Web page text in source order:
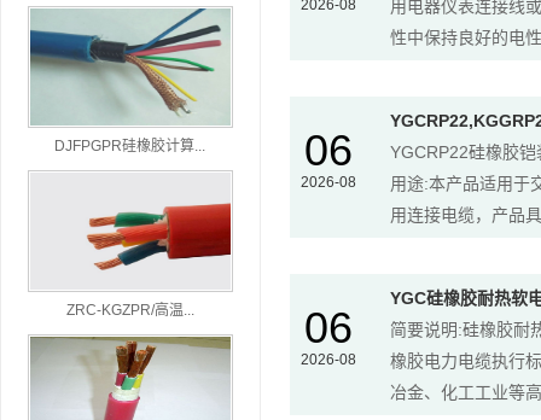
DJFPGPR硅橡胶计算...
ZRC-KGZPR/高温...
2026-08
用电器仪表连接线
性中保持良好的电
06
2026-08
YGCRP22硅橡胶
用途:本产品适用于
用连接电缆，产品
06
2026-08
YGC硅橡胶耐热软
简要说明:硅橡胶
橡胶电力电缆执行
冶金、化工工业等